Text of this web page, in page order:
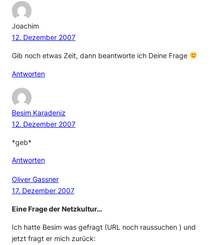
Joachim
12. Dezember 2007
Gib noch etwas Zeit, dann beantworte ich Deine Frage
Antworten
Besim Karadeniz
12. Dezember 2007
*geb*
Antworten
Oliver Gassner
17. Dezember 2007
Eine Frage der Netzkultur…
Ich hatte Besim was gefragt (URL noch raussuchen ) und
jetzt fragt er mich zurück: